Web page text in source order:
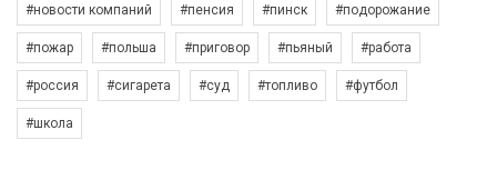
#новости компаний #пенсия #пинск #подорожание
#пожар #польша #приговор #пьяный #работа
#россия #сигарета #суд #топливо #футбол
#школа